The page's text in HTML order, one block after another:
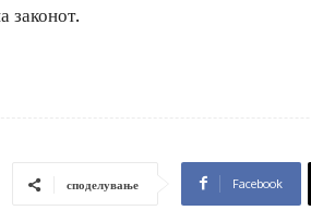
законот.
споделување Facebook